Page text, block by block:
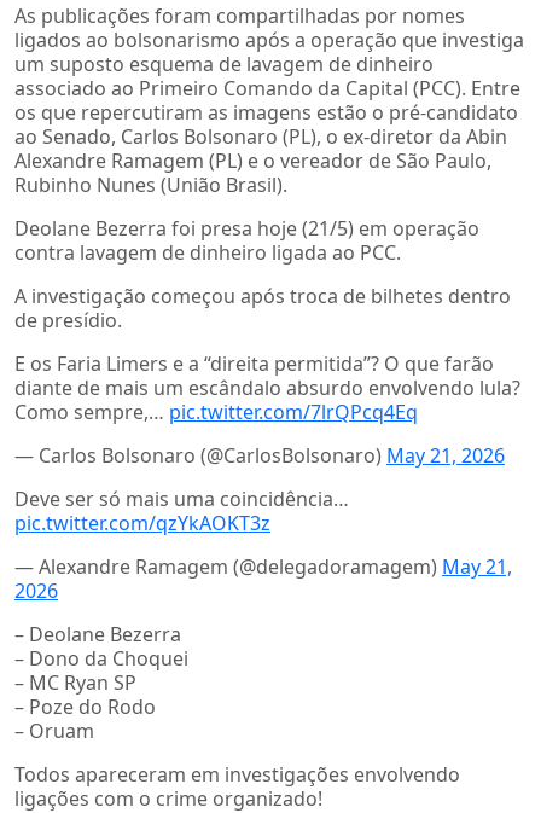
As publicações foram compartilhadas por nomes
ligados ao bolsonarismo após a operação que investiga
um suposto esquema de lavagem de dinheiro
associado ao Primeiro Comando da Capital (PCC). Entre
os que repercutiram as imagens estão o pré-candidato
ao Senado, Carlos Bolsonaro (PL), o ex-diretor da Abin
Alexandre Ramagem (PL) e o vereador de São Paulo,
Rubinho Nunes (União Brasil).
Deolane Bezerra foi presa hoje (21/5) em operação
contra lavagem de dinheiro ligada ao PCC.
A investigação começou após troca de bilhetes dentro
de presídio.
E os Faria Limers e a “direita permitida”? O que farão
diante de mais um escândalo absurdo envolvendo lula?
Como sempre,… pic.twitter.com/7lrQPcq4Eq
— Carlos Bolsonaro (@CarlosBolsonaro) May 21, 2026
Deve ser só mais uma coincidência…
pic.twitter.com/qzYkAOKT3z
— Alexandre Ramagem (@delegadoramagem) May 21,
2026
– Deolane Bezerra
– Dono da Choquei
– MC Ryan SP
– Poze do Rodo
– Oruam
Todos apareceram em investigações envolvendo
ligações com o crime organizado!